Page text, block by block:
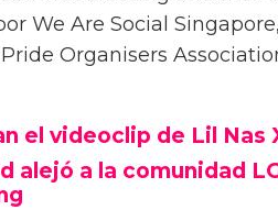
We Are Social
Organisers
el videoclip de Lil Nas
alejó a la comunidad